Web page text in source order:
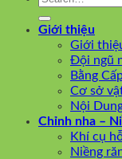
Giới thiệu
Giới
Đội ngũ
Bằng
Cơ sở
Nội
Chỉnh nha –
Khí cụ
Niềng